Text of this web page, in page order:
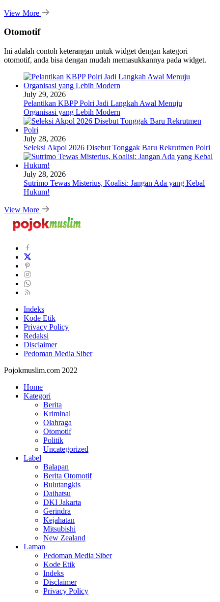
View More
Otomotif
Ini adalah contoh keterangan untuk widget dengan kategori
otomotif, anda bisa dengan mudah memasukkannya pada widget.
July 29, 2026
Pelantikan KBPP Polri Jadi Langkah Awal Menuju
Organisasi yang Lebih Modern
July 28, 2026
Seleksi Akpol 2026 Disebut Tonggak Baru Rekrutmen Polri
July 28, 2026
Sutrimo Tewas Misterius, Koalisi: Jangan Ada yang Kebal
Hukum!
View More
Indeks
Kode Etik
Privacy Policy
Redaksi
Disclaimer
Pedoman Media Siber
Pojokmuslim.com 2022
Home
Kategori
Berita
Kriminal
Olahraga
Otomotif
Politik
Uncategorized
Label
Balapan
Berita Otomotif
Bulutangkis
Daihatsu
DKI Jakarta
Gerindra
Kejahatan
Mitsubishi
New Zealand
Laman
Pedoman Media Siber
Kode Etik
Indeks
Disclaimer
Privacy Policy